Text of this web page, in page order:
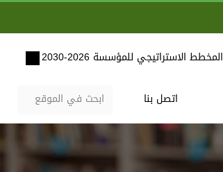
المخطط الاستراتيجي للمؤسسة 2026-2030
اتصل بنا